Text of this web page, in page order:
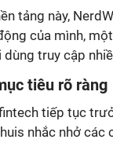
tảng này,
của mình,
dùng truy cập
tiêu rõ ràng
tiếp tục
nhắc nhở